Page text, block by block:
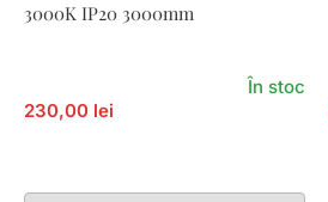
3000K IP20 3000mm
230,00 lei
În stoc